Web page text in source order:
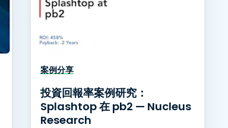
案例分享
投資回報率案例研究：
Splashtop 在 pb2 — Nucleus
Research